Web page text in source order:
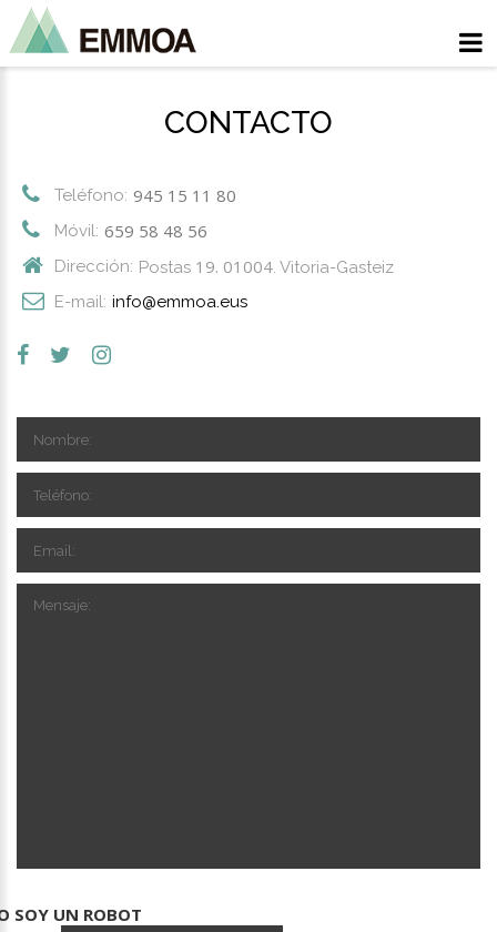
CONTACTO
Teléfono: 945 15 11 80
Móvil: 659 58 48 56
Dirección: Postas 19. 01004. Vitoria-Gasteiz
E-mail: info@emmoa.eus
SOY UN ROBOT